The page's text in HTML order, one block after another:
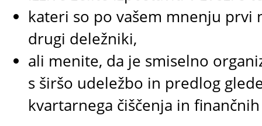
kateri so po vašem mnenju
drugi deležniki,
ali menite, da je smiselno
s širšo udeležbo in predlog
kvartarnega čiščenja in